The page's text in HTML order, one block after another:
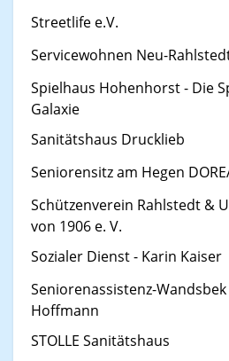
Streetlife e.V.
Servicewohnen Neu-
Spielhaus Hohenhorst - Die
Galaxie
Sanitätshaus Drucklieb
Seniorensitz am Hegen
Schützenverein Rahlstedt &
von 1906 e. V.
Sozialer Dienst - Karin Kaiser
Seniorenassistenz-
Hoffmann
STOLLE Sanitätshaus